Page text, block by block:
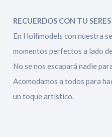
RECUERDOS CON TU
En Hollimodels con nuestra
momentos perfectos a lado
No se nos escapará nadie
Acomodamos a todos para
un toque artístico.